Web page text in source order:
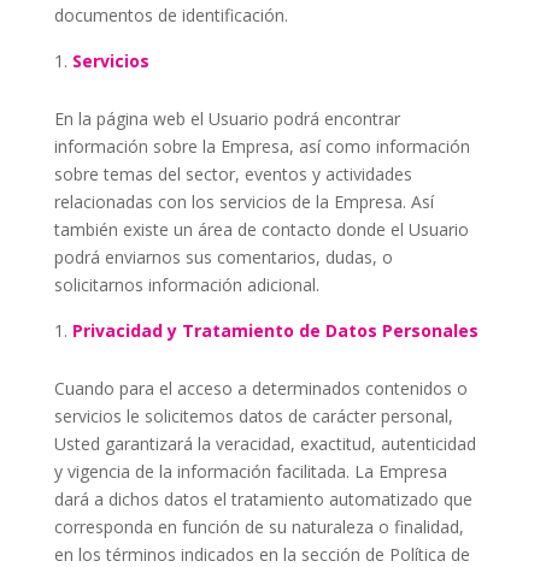
documentos de identificación.
Servicios
En la página web el Usuario podrá encontrar
información sobre la Empresa, así como información
sobre temas del sector, eventos y actividades
relacionadas con los servicios de la Empresa. Así
también existe un área de contacto donde el Usuario
podrá enviarnos sus comentarios, dudas, o
solicitarnos información adicional.
Privacidad y Tratamiento de Datos Personales
Cuando para el acceso a determinados contenidos o
servicios le solicitemos datos de carácter personal,
Usted garantizará la veracidad, exactitud, autenticidad
y vigencia de la información facilitada. La Empresa
dará a dichos datos el tratamiento automatizado que
corresponda en función de su naturaleza o finalidad,
en los términos indicados en la sección de Política de